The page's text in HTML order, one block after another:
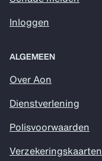
Inloggen
ALGEMEEN
Over Aon
Dienstverlening
Polisvoorwaarden
Verzekeringskaarten